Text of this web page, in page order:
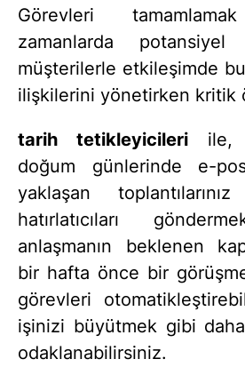
Görevleri
zamanlarda
müşterilerle etkileşimde
ilişkilerini yönetirken kritik
tarih tetikleyicileri ile,
doğum günlerinde e-
yaklaşan
hatırlatıcıları
anlaşmanın beklenen
bir hafta önce bir
görevleri
işinizi büyütmek gibi
odaklanabilirsiniz.